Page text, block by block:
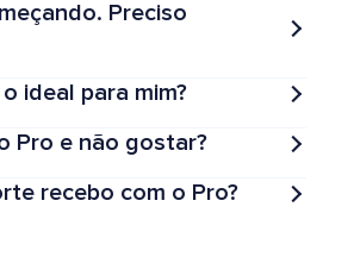
Preciso
ideal para mim?
Pro e não gostar?
recebo com o Pro?